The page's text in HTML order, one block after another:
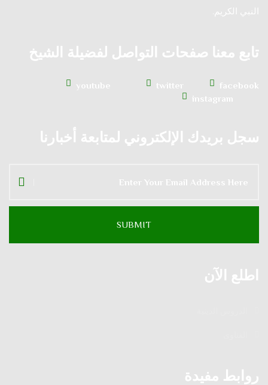
النبي الكريم.
تابع معنا صفحات التواصل لفضيلة الشيخ
facebook
twitter
youtube
instagram
سجل بريدك الإلكتروني لمتابعة أخبارنا
اطلع الآن
روابط مفيدة